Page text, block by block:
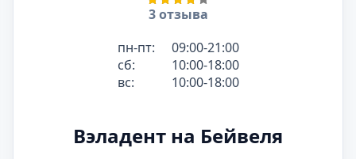
3 отзыва
пн-пт:
09:00-21:00
сб:
10:00-18:00
вс:
10:00-18:00
Вэладент на Бейвеля